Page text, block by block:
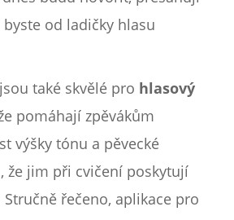
od ladičky hlasu
také skvělé pro hlasový
pomáhají zpěvákům
výšky tónu a pěvecké
že jim při cvičení poskytují
řečeno, aplikace pro